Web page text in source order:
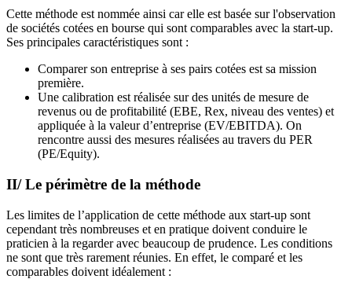
Cette méthode est nommée ainsi car elle est basée sur l'observation
de sociétés cotées en bourse qui sont comparables avec la start-up.
Ses principales caractéristiques sont :
Comparer son entreprise à ses pairs cotées est sa mission
première.
Une calibration est réalisée sur des unités de mesure de
revenus ou de profitabilité (EBE, Rex, niveau des ventes) et
appliquée à la valeur d’entreprise (EV/EBITDA). On
rencontre aussi des mesures réalisées au travers du PER
(PE/Equity).
II/ Le périmètre de la méthode
Les limites de l’application de cette méthode aux start-up sont
cependant très nombreuses et en pratique doivent conduire le
praticien à la regarder avec beaucoup de prudence. Les conditions
ne sont que très rarement réunies. En effet, le comparé et les
comparables doivent idéalement :